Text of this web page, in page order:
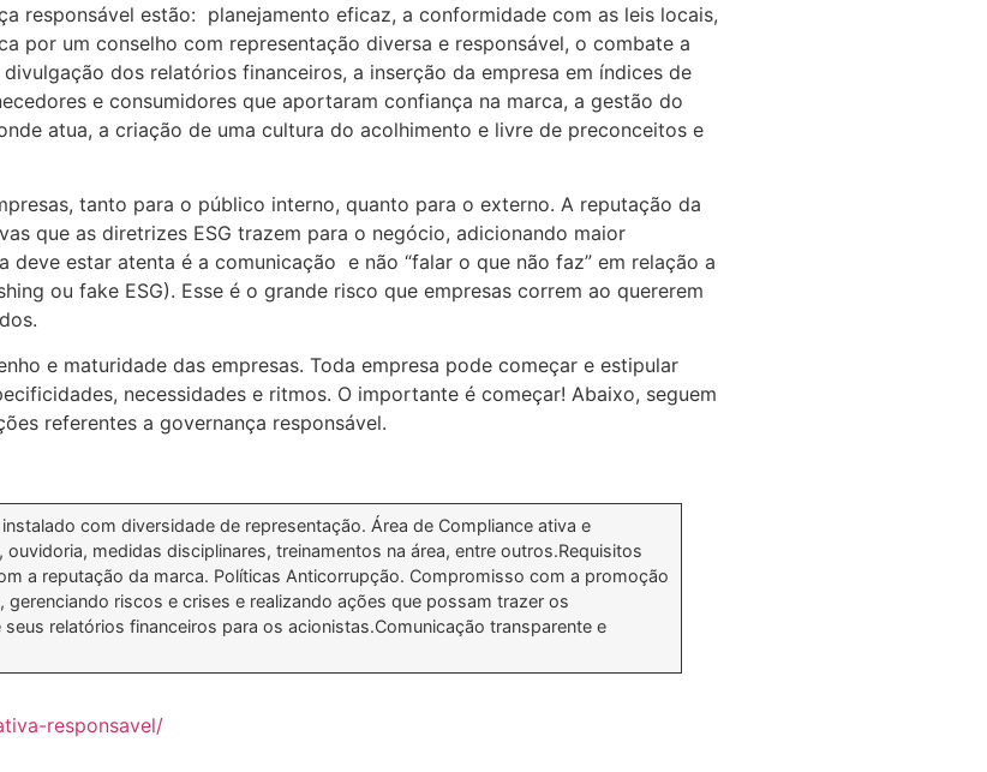
responsável estão: planejamento eficaz, a conformidade com as leis locais,
por um conselho com representação diversa e responsável, o combate a
dos relatórios financeiros, a inserção da empresa em índices de
e consumidores que aportaram confiança na marca, a gestão do
atua, a criação de uma cultura do acolhimento e livre de preconceitos e
tanto para o público interno, quanto para o externo. A reputação da
que as diretrizes ESG trazem para o negócio, adicionando maior
estar atenta é a comunicação e não “falar o que não faz” em relação a
ou fake ESG). Esse é o grande risco que empresas correm ao quererem
e maturidade das empresas. Toda empresa pode começar e estipular
necessidades e ritmos. O importante é começar! Abaixo, seguem
referentes a governança responsável.
com diversidade de representação. Área de Compliance ativa e
medidas disciplinares, treinamentos na área, entre outros.Requisitos
a reputação da marca. Políticas Anticorrupção. Compromisso com a promoção
riscos e crises e realizando ações que possam trazer os
relatórios financeiros para os acionistas.Comunicação transparente e
responsavel/